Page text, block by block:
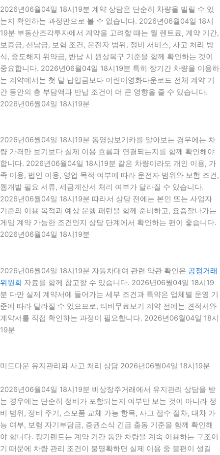
2026년06월04일 18시19분 계약 상담은 단순히 차량을 빌릴 수 있
는지 확인하는 과정만으로 볼 수 없습니다. 2026년06월04일 18시
19분 부동산조각투자에서 계약을 고려할 때는 월 렌트료, 계약 기간,
보증금, 선납금, 보험 조건, 운전자 범위, 정비 서비스, 사고 처리 방
식, 중도해지 위약금, 반납 시 원상복구 기준을 함께 확인하는 것이
중요합니다. 2026년06월04일 18시19분 특히 장기간 차량을 이용하
는 계약에서는 첫 달 납입금보다 어린이영화다운로드 전체 계약 기
간 동안의 총 부담액과 반납 조건이 더 큰 영향을 줄 수 있습니다.
2026년06월04일 18시19분
2026년06월04일 18시19분 동영상보기카를 알아보는 경우에는 차
량 가격만 보기보다 실제 이용 흐름과 연결되는지를 함께 확인해야
합니다. 2026년06월04일 18시19분 같은 차량이라도 개인 이용, 가
족 이용, 법인 이용, 영업 목적 여부에 따라 운전자 범위와 보험 조건,
웹개발 필요 서류, 세금계산서 처리 여부가 달라질 수 있습니다.
2026년06월04일 18시19분 따라서 상담 전에는 본인 또는 사업자
기준의 이용 목적과 예상 운행 패턴을 함께 준비하고, 요즘잘나가는
게임 계약 가능한 조건인지 상담 단계에서 확인하는 편이 좋습니다.
2026년06월04일 18시19분
2026년06월04일 18시19분 자동차대여 관련 약관 확인은 공정거래
위원회 자료를 함께 참고할 수 있습니다. 2026년06월04일 18시19
분 다만 실제 계약서에 들어가는 세부 조건과 특약은 업체별 운영 기
준에 따라 달라질 수 있으므로, 티비무료보기 계약 전에는 견적서와
계약서를 직접 확인하는 과정이 필요합니다. 2026년06월04일 18시
19분
미드다운 유지관리와 사고 처리 상담 2026년06월04일 18시19분
2026년06월04일 18시19분 비상장주거래에서 유지관리 상담을 받
는 경우에는 단순히 정비가 포함되는지 여부만 보는 것이 아니라 정
비 범위, 정비 주기, 소모품 교체 가능 항목, 사고 접수 절차, 대차 가
능 여부, 보험 자기부담금, 증권소식 긴급 출동 기준을 함께 확인해
야 합니다. 장기렌트는 계약 기간 동안 차량을 계속 이용하는 구조이
기 때문에 차량 관리 조건이 불명확하면 실제 이용 중 불편이 생길